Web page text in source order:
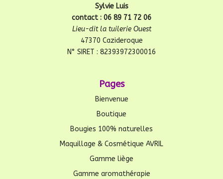
Sylvie Luis
contact : 06 89 71 72 06
Lieu-dit la tuilerie Ouest
47370 Cazideroque
N° SIRET : 82393972300016
Pages
Bienvenue
Boutique
Bougies 100% naturelles
Maquillage & Cosmétique AVRIL
Gamme liège
Gamme aromathérapie